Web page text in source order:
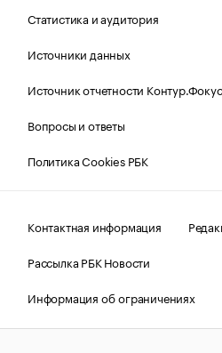
Статистика и аудитория
Источники данных
Источник отчетности Контур.Фокус
Вопросы и ответы
Политика Cookies РБК
Контактная информация
Рассылка РБК Новости
Информация об ограничениях
Правовая информация
О